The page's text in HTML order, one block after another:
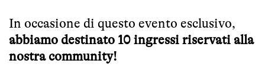
In occasione di questo evento esclusivo,
abbiamo destinato 10 ingressi riservati alla
nostra community!